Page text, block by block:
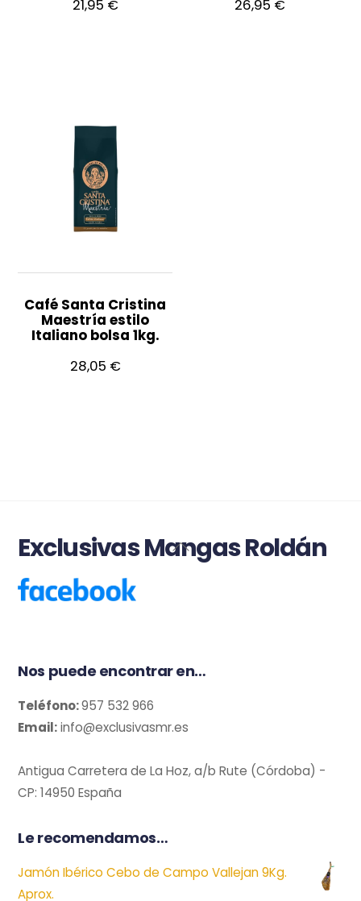
21,95 €
26,95 €
Café Santa Cristina
Maestría estilo
Italiano bolsa 1kg.
28,05 €
Back
Exclusivas Mangas Roldán
Nos puede encontrar en…
Teléfono:957 532 966
Email:info@exclusivasmr.es
Antigua Carretera de La Hoz, a/b Rute (Córdoba) -
CP: 14950 España
Le recomendamos…
Jamón Ibérico Cebo de Campo Vallejan 9Kg.
Aprox.